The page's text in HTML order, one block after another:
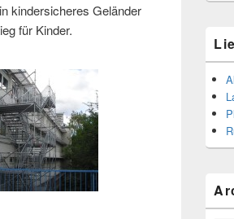
kindersicheres Geländer
für Kinder.